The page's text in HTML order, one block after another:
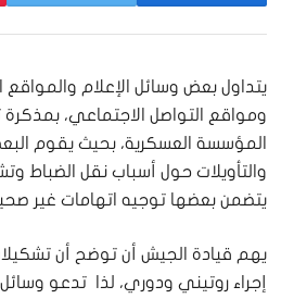
يتداول بعض وسائل الإعلام والمواقع
ومواقع التواصل الاجتماعي،
المؤسسة العسكرية، بحيث يقوم
والتأويلات حول أسباب نقل الضباط
يتضمن بعضها توجيه اتهامات غير
يهم قيادة الجيش أن توضح أن
إجراء روتيني ودوري، لذا تدعو وسائل